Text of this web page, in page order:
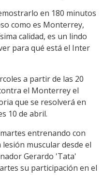
en 180 minutos
como es Monterrey,
calidad, es un lindo
para qué está el Inter
a partir de las 20
el Monterrey el
que se resolverá en
10 de abril.
entrenando con
muscular desde el
Gerardo 'Tata'
su participación en el